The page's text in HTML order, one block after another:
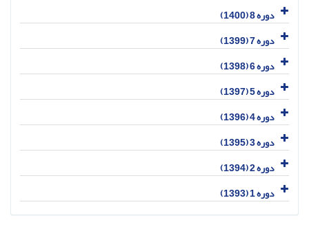
دوره 8 (1400)
دوره 7 (1399)
دوره 6 (1398)
دوره 5 (1397)
دوره 4 (1396)
دوره 3 (1395)
دوره 2 (1394)
دوره 1 (1393)